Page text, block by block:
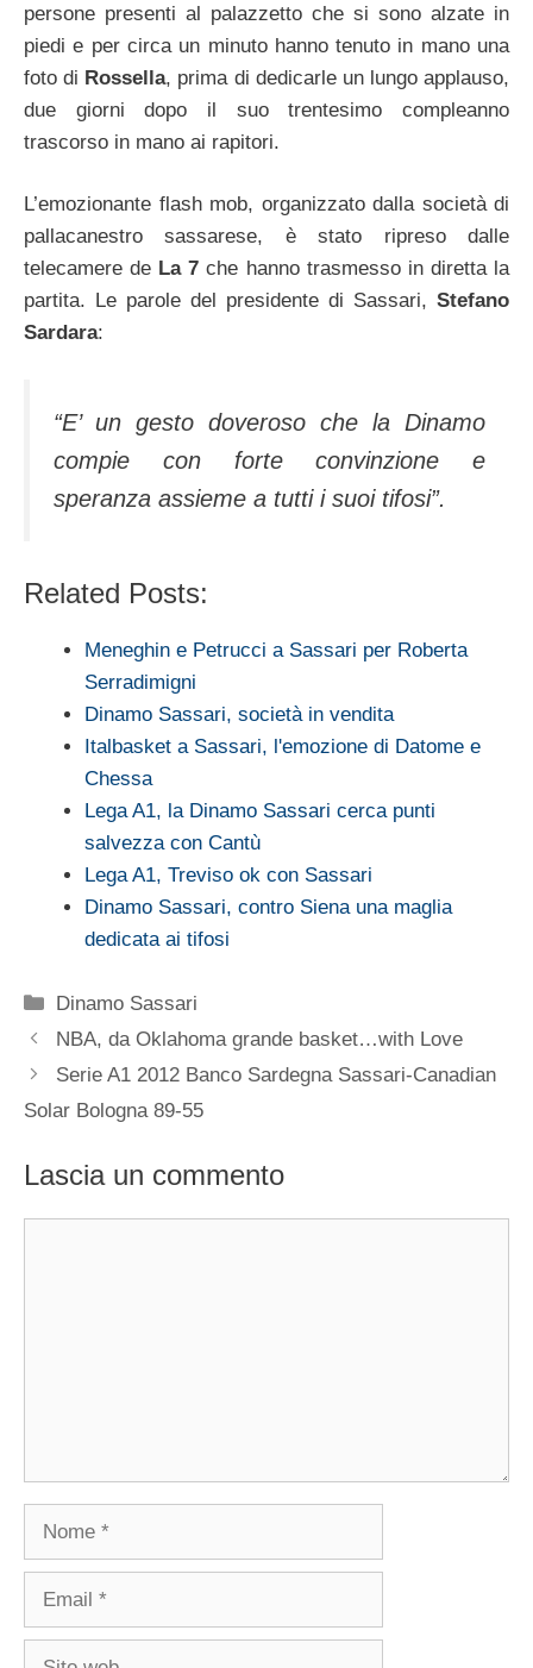
persone presenti al palazzetto che si sono alzate in
piedi e per circa un minuto hanno tenuto in mano una
foto di Rossella, prima di dedicarle un lungo applauso,
due giorni dopo il suo trentesimo compleanno
trascorso in mano ai rapitori.
L’emozionante flash mob, organizzato dalla società di
pallacanestro sassarese, è stato ripreso dalle
telecamere de La 7 che hanno trasmesso in diretta la
partita. Le parole del presidente di Sassari, Stefano
Sardara:
“E’ un gesto doveroso che la Dinamo
compie con forte convinzione e
speranza assieme a tutti i suoi tifosi”.
Related Posts:
Meneghin e Petrucci a Sassari per Roberta
Serradimigni
Dinamo Sassari, società in vendita
Italbasket a Sassari, l'emozione di Datome e
Chessa
Lega A1, la Dinamo Sassari cerca punti
salvezza con Cantù
Lega A1, Treviso ok con Sassari
Dinamo Sassari, contro Siena una maglia
dedicata ai tifosi
Categorie
Dinamo Sassari
NBA, da Oklahoma grande basket…with Love
Serie A1 2012 Banco Sardegna Sassari-Canadian
Solar Bologna 89-55
Lascia un commento
Nome
Email
Sito